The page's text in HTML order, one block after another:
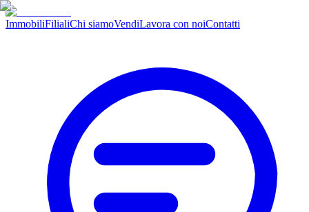
ImmobiliFilialiChi siamoVendiLavora con noiContatti